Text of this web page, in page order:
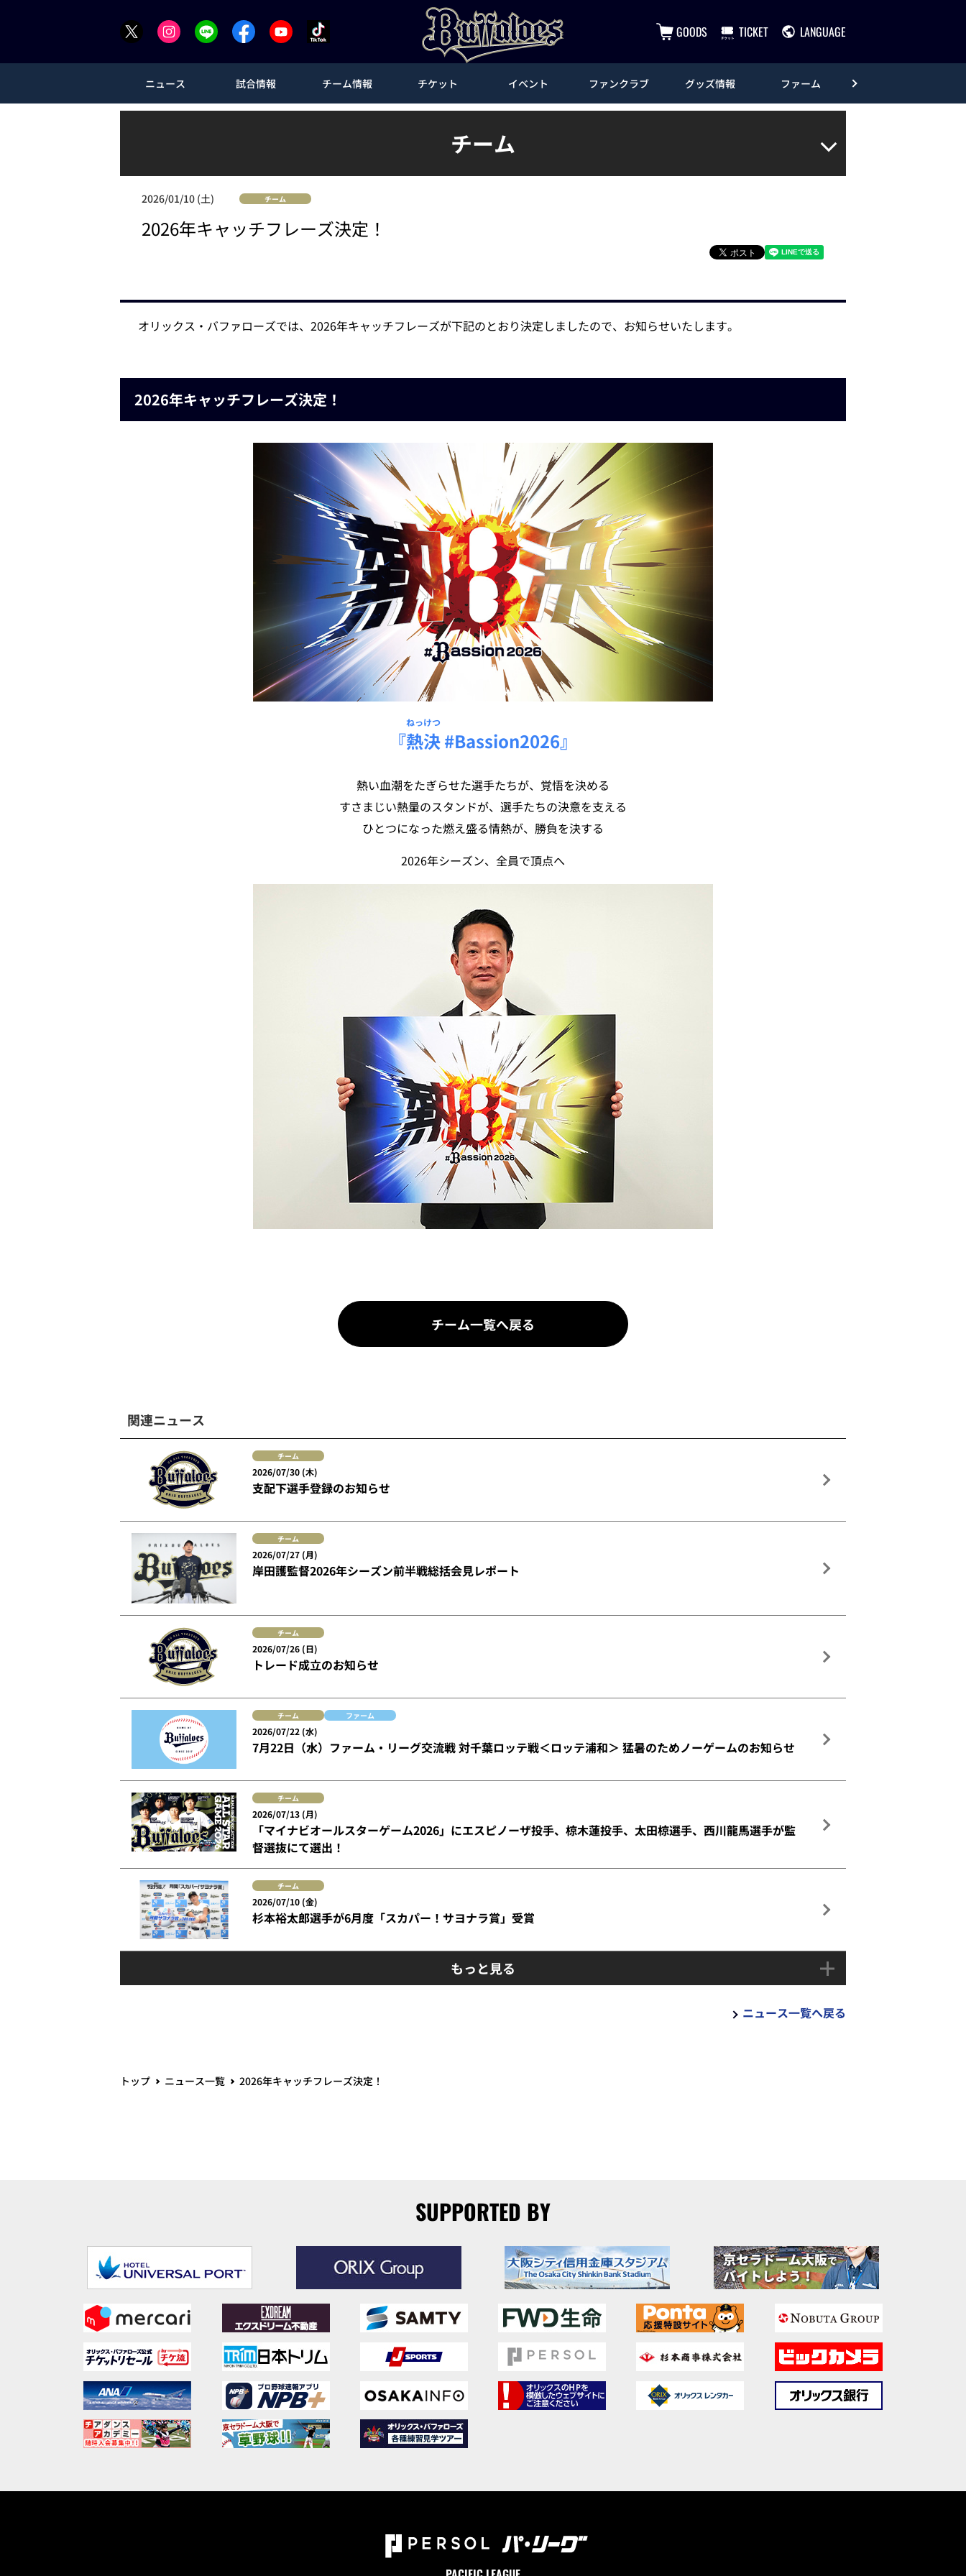
GOODS TICKET LANGUAGE
ニュース 試合情報 チーム情報 チケット イベント ファンクラブ グッズ情報 ファーム
チーム
2026/01/10 (土) チーム
2026年キャッチフレーズ決定！
オリックス・バファローズでは、2026年キャッチフレーズが下記のとおり決定しましたので、お知らせいたします。
2026年キャッチフレーズ決定！
『熱決
ねっけつ
#Bassion2026』
熱い血潮をたぎらせた選手たちが、覚悟を決める
すさまじい熱量のスタンドが、選手たちの決意を支える
ひとつになった燃え盛る情熱が、勝負を決する
2026年シーズン、全員で頂点へ
チーム一覧へ戻る
関連ニュース
チーム
2026/07/30 (木)
支配下選手登録のお知らせ
チーム
2026/07/27 (月)
岸田護監督2026年シーズン前半戦総括会見レポート
チーム
2026/07/26 (日)
トレード成立のお知らせ
チーム ファーム
2026/07/22 (水)
7月22日（水）ファーム・リーグ交流戦 対千葉ロッテ戦＜ロッテ浦和＞ 猛暑のためノーゲームのお知らせ
チーム
2026/07/13 (月)
「マイナビオールスターゲーム2026」にエスピノーザ投手、椋木蓮投手、太田椋選手、西川龍馬選手が監
督選抜にて選出！
チーム
2026/07/10 (金)
杉本裕太郎選手が6月度「スカパー！サヨナラ賞」受賞
もっと見る
ニュース一覧へ戻る
トップ ニュース一覧 2026年キャッチフレーズ決定！
SUPPORTED BY